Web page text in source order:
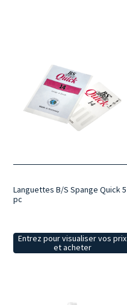
Languettes B/S Spange Quick 5
pc
Entrez pour visualiser vos prix
et acheter